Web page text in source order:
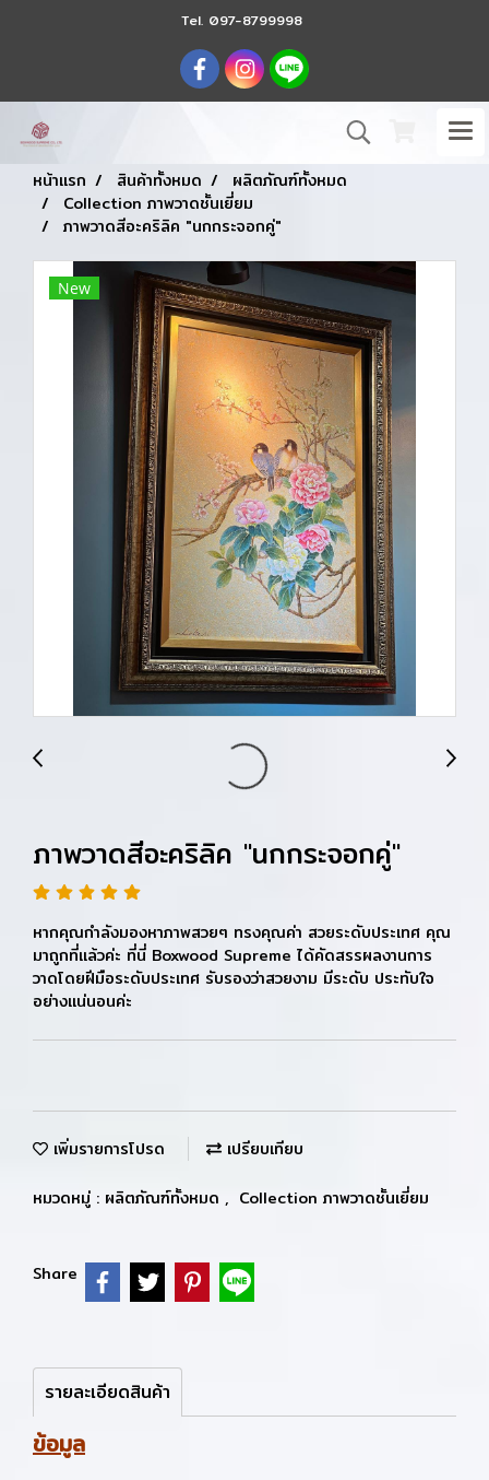
Tel. 097-8799998
หน้าแรก สินค้าทั้งหมด
ผลิตภัณฑ์ทั้งหมด
Collection ภาพวาดชั้นเยี่ยม
ภาพวาดสีอะคริลิค "นกกระจอกคู่"
New
ภาพวาดสีอะคริลิค "นกกระจอกคู่"
หากคุณกำลังมองหาภาพสวยๆ ทรงคุณค่า สวยระดับประเทศ คุณ
มาถูกที่แล้วค่ะ ที่นี่ Boxwood Supreme ได้คัดสรรผลงานการ
วาดโดยฝีมือระดับประเทศ รับรองว่าสวยงาม มีระดับ ประทับใจ
อย่างแน่นอนค่ะ
เพิ่มรายการโปรด เปรียบเทียบ
หมวดหมู่ : ผลิตภัณฑ์ทั้งหมด , Collection ภาพวาดชั้นเยี่ยม
Share
รายละเอียดสินค้า
ข้อมูล